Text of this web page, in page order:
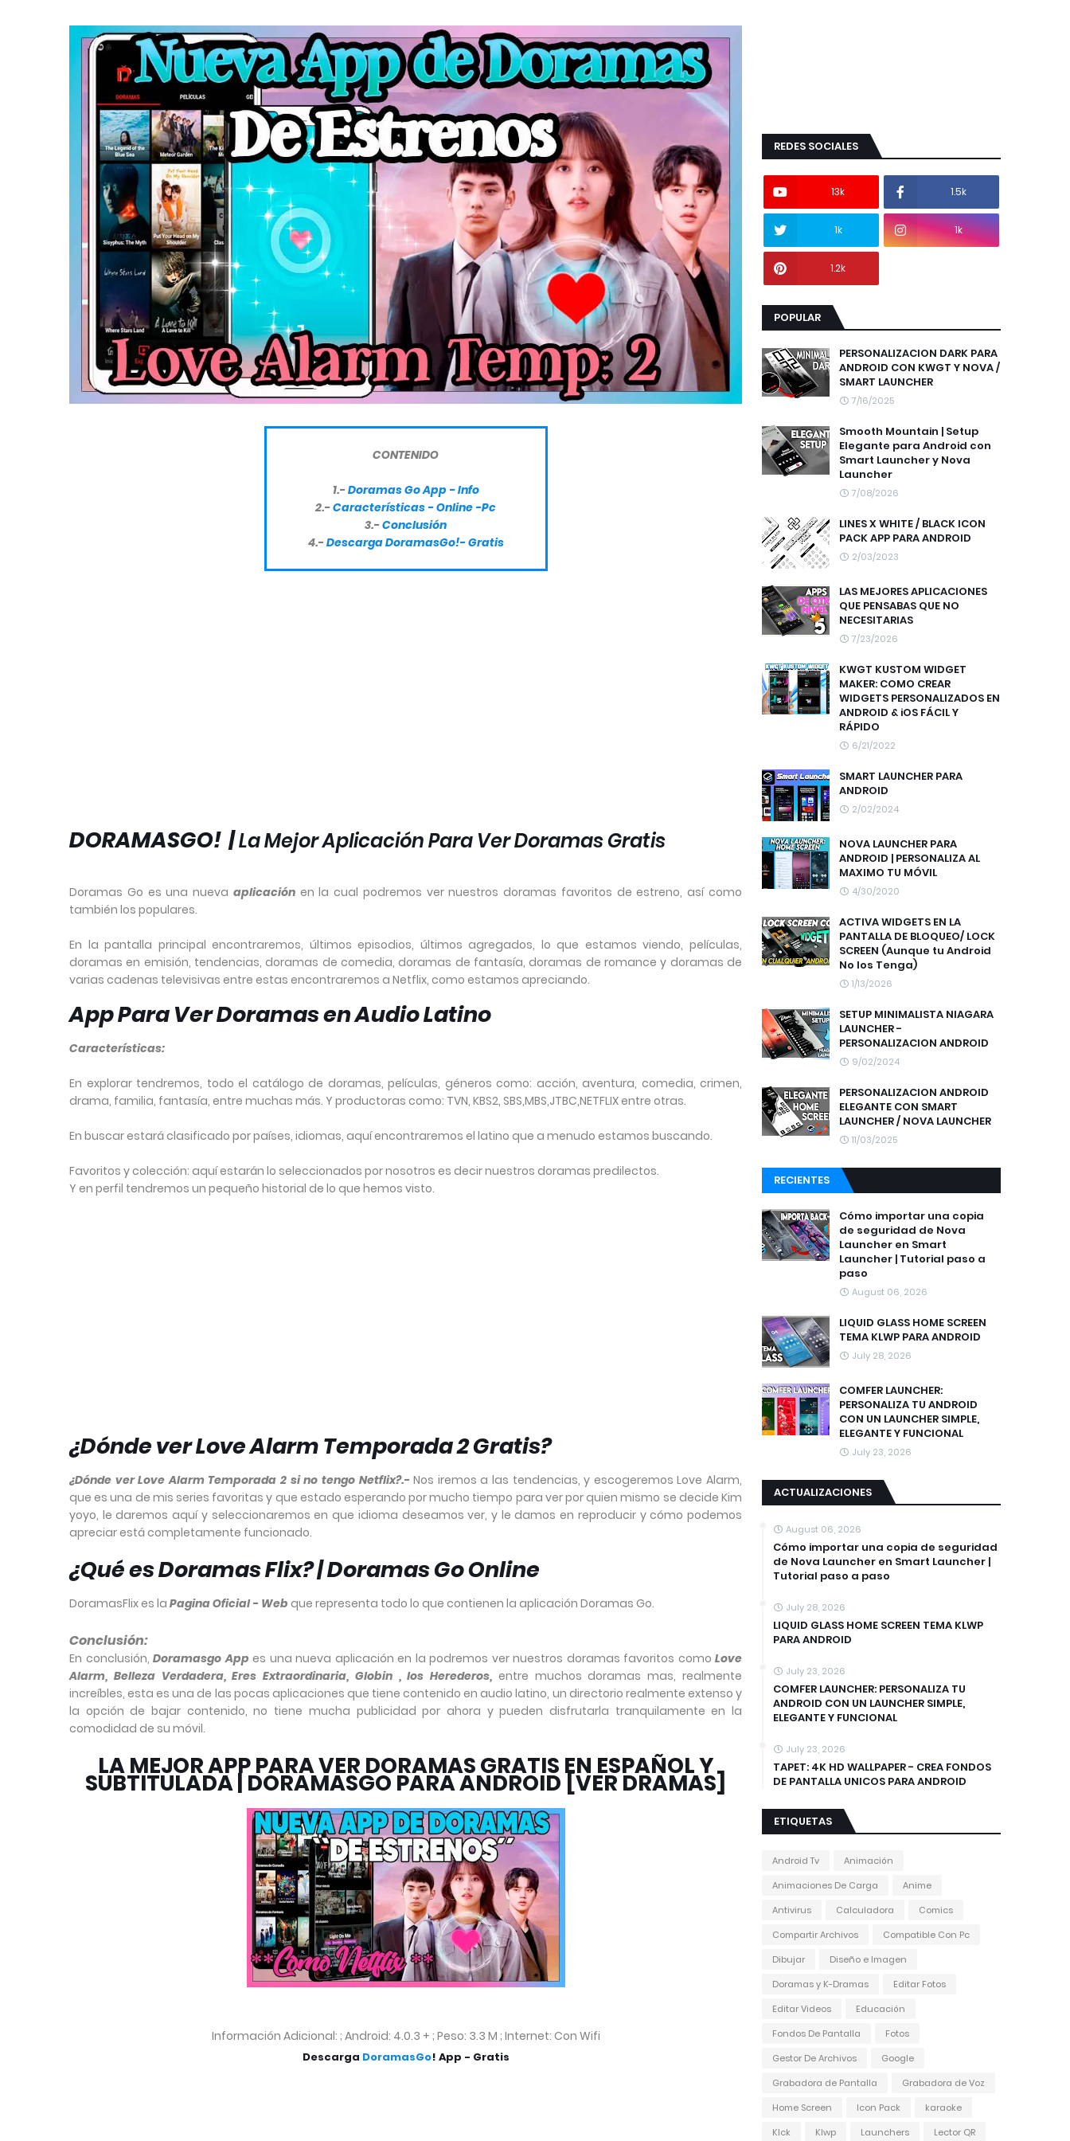
CONTENIDO
1.-Doramas Go App - Info
2.-Características - Online -Pc
3.-Conclusión
4.-Descarga DoramasGo!- Gratis
DORAMASGO! |La Mejor Aplicación Para Ver Doramas Gratis
Doramas Go es una nueva aplicación en la cual podremos ver nuestros doramas favoritos de estreno, así como
también los populares.
En la pantalla principal encontraremos, últimos episodios, últimos agregados, lo que estamos viendo, películas,
doramas en emisión, tendencias, doramas de comedia, doramas de fantasía, doramas de romance y doramas de
varias cadenas televisivas entre estas encontraremos a Netflix, como estamos apreciando.
App Para Ver Doramas en Audio Latino
Características:
En explorar tendremos, todo el catálogo de doramas, películas, géneros como: acción, aventura, comedia, crimen,
drama, familia, fantasía, entre muchas más. Y productoras como: TVN, KBS2, SBS,MBS,JTBC,NETFLIX entre otras.
En buscar estará clasificado por países, idiomas, aquí encontraremos el latino que a menudo estamos buscando.
Favoritos y colección: aquí estarán lo seleccionados por nosotros es decir nuestros doramas predilectos.
Y en perfil tendremos un pequeño historial de lo que hemos visto.
¿Dónde ver Love Alarm Temporada 2 Gratis?
¿Dónde ver Love Alarm Temporada 2 si no tengo Netflix?.-Nos iremos a las tendencias, y escogeremos Love Alarm,
que es una de mis series favoritas y que estado esperando por mucho tiempo para ver por quien mismo se decide Kim
yoyo, le daremos aquí y seleccionaremos en que idioma deseamos ver, y le damos en reproducir y cómo podemos
apreciar está completamente funcionado.
¿Qué es Doramas Flix? | Doramas Go Online
DoramasFlix es la Pagina Oficial - Web que representa todo lo que contienen la aplicación Doramas Go.
Conclusión:
En conclusión, Doramasgo App es una nueva aplicación en la podremos ver nuestros doramas favoritos como Love
Alarm, Belleza Verdadera, Eres Extraordinaria, Globin , los Herederos, entre muchos doramas mas, realmente
increíbles, esta es una de las pocas aplicaciones que tiene contenido en audio latino, un directorio realmente extenso y
la opción de bajar contenido, no tiene mucha publicidad por ahora y pueden disfrutarla tranquilamente en la
comodidad de su móvil.
LA MEJOR APP PARA VER DORAMAS GRATIS EN ESPAÑOL Y
SUBTITULADA | DORAMASGO PARA ANDROID [VER DRAMAS]
Información Adicional: ; Android: 4.0.3 + ; Peso: 3.3 M ; Internet: Con Wifi
Descarga DoramasGo! App - Gratis
REDES SOCIALES
13k 1.5k
1k 1k
1.2k
POPULAR
PERSONALIZACION DARK PARA
ANDROID CON KWGT Y NOVA /
SMART LAUNCHER
7/16/2025
Smooth Mountain | Setup
Elegante para Android con
Smart Launcher y Nova
Launcher
7/08/2026
LINES X WHITE / BLACK ICON
PACK APP PARA ANDROID
2/03/2023
LAS MEJORES APLICACIONES
QUE PENSABAS QUE NO
NECESITARIAS
7/23/2026
KWGT KUSTOM WIDGET
MAKER: COMO CREAR
WIDGETS PERSONALIZADOS EN
ANDROID & iOS FÁCIL Y
RÁPIDO
6/21/2022
SMART LAUNCHER PARA
ANDROID
2/02/2024
NOVA LAUNCHER PARA
ANDROID | PERSONALIZA AL
MAXIMO TU MÓVIL
4/30/2020
ACTIVA WIDGETS EN LA
PANTALLA DE BLOQUEO/ LOCK
SCREEN (Aunque tu Android
No los Tenga)
1/13/2026
SETUP MINIMALISTA NIAGARA
LAUNCHER -
PERSONALIZACION ANDROID
9/02/2024
PERSONALIZACION ANDROID
ELEGANTE CON SMART
LAUNCHER / NOVA LAUNCHER
11/03/2025
RECIENTES
Cómo importar una copia
de seguridad de Nova
Launcher en Smart
Launcher | Tutorial paso a
paso
August 06, 2026
LIQUID GLASS HOME SCREEN
TEMA KLWP PARA ANDROID
July 28, 2026
COMFER LAUNCHER:
PERSONALIZA TU ANDROID
CON UN LAUNCHER SIMPLE,
ELEGANTE Y FUNCIONAL
July 23, 2026
ACTUALIZACIONES
August 06, 2026
Cómo importar una copia de seguridad
de Nova Launcher en Smart Launcher |
Tutorial paso a paso
July 28, 2026
LIQUID GLASS HOME SCREEN TEMA KLWP
PARA ANDROID
July 23, 2026
COMFER LAUNCHER: PERSONALIZA TU
ANDROID CON UN LAUNCHER SIMPLE,
ELEGANTE Y FUNCIONAL
July 23, 2026
TAPET: 4K HD WALLPAPER - CREA FONDOS
DE PANTALLA UNICOS PARA ANDROID
ETIQUETAS
Android Tv
Animación
Animaciones De Carga
Anime
Antivirus
Calculadora
Comics
Compartir Archivos
Compatible Con Pc
Dibujar
Diseño e Imagen
Doramas y K-Dramas
Editar Fotos
Editar Videos
Educación
Fondos De Pantalla
Fotos
Gestor De Archivos
Google
Grabadora de Pantalla
Grabadora de Voz
Home Screen
Icon Pack
karaoke
Klck
Klwp Launchers Lector QR